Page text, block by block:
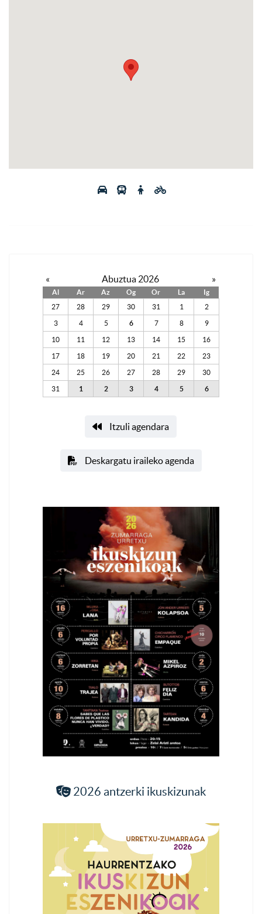
« Abuztua 2026 »
Al Ar Az Og Or La
Ig
27
28 29 30 31 1 2
3 4 5 6 7 8 9
10 11 12 13 14 15 16
17 18 19 20 21 22 23
24 25 26 27 28 29 30
31 1 2 3 4 5 6
Itzuli agendara
Deskargatu iraileko agenda
2026 antzerki ikuskizunak